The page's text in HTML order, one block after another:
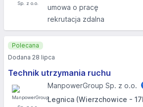
umowa o pracę
rekrutacja zdalna
Technik utrzymania ruchu
ManpowerGroup Sp. z o.o.
Legnica (Wierzchowice -
Polecana
Dodana 28 lipca